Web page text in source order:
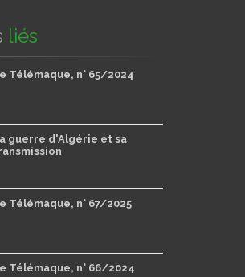
liés
Télémaque, n° 65/2024
guerre d'Algérie et sa
Télémaque, n° 67/2025
Télémaque, n° 66/2024